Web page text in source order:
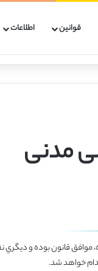
قوانین اطلاعات
موافق قانون بوده و ديگري